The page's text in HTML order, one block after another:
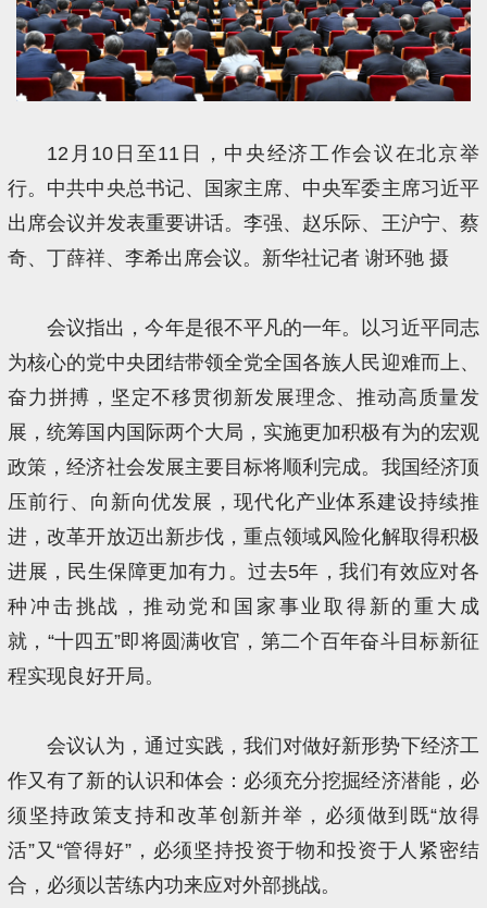
12月10日至11日，中央经济工作会议在北京举
行。中共中央总书记、国家主席、中央军委主席习近平
出席会议并发表重要讲话。李强、赵乐际、王沪宁、蔡
奇、丁薛祥、李希出席会议。新华社记者 谢环驰 摄
会议指出，今年是很不平凡的一年。以习近平同志
为核心的党中央团结带领全党全国各族人民迎难而上、
奋力拼搏，坚定不移贯彻新发展理念、推动高质量发
展，统筹国内国际两个大局，实施更加积极有为的宏观
政策，经济社会发展主要目标将顺利完成。我国经济顶
压前行、向新向优发展，现代化产业体系建设持续推
进，改革开放迈出新步伐，重点领域风险化解取得积极
进展，民生保障更加有力。过去5年，我们有效应对各
种冲击挑战，推动党和国家事业取得新的重大成
就，“十四五”即将圆满收官，第二个百年奋斗目标新征
程实现良好开局。
会议认为，通过实践，我们对做好新形势下经济工
作又有了新的认识和体会：必须充分挖掘经济潜能，必
须坚持政策支持和改革创新并举，必须做到既“放得
活”又“管得好”，必须坚持投资于物和投资于人紧密结
合，必须以苦练内功来应对外部挑战。